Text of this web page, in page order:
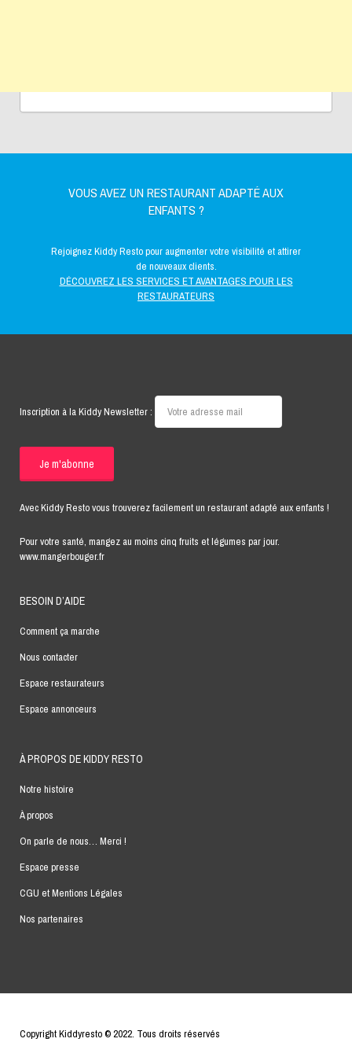
VOUS AVEZ UN RESTAURANT ADAPTÉ AUX
ENFANTS ?
Rejoignez Kiddy Resto pour augmenter votre visibilité et attirer
de nouveaux clients.
DÉCOUVREZ LES SERVICES ET AVANTAGES POUR LES
RESTAURATEURS
Inscription à la Kiddy Newsletter :
Avec Kiddy Resto vous trouverez facilement un restaurant adapté aux enfants !
Pour votre santé, mangez au moins cinq fruits et légumes par jour.
www.mangerbouger.fr
BESOIN D’AIDE
Comment ça marche
Nous contacter
Espace restaurateurs
Espace annonceurs
À PROPOS DE KIDDY RESTO
Notre histoire
À propos
On parle de nous… Merci !
Espace presse
CGU et Mentions Légales
Nos partenaires
Copyright Kiddyresto © 2022. Tous droits réservés